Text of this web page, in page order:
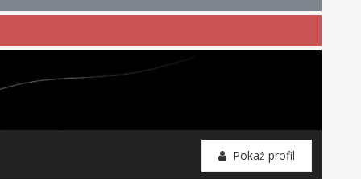
Pokaż profil